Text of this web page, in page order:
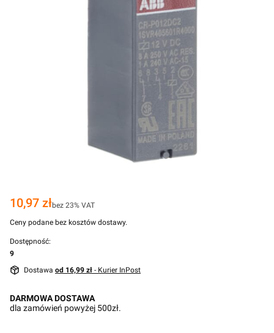
Cena
10,97 złbez 23% VAT
Ceny podane bez kosztów dostawy.
Dostępność:
9
Dostawa od 16,99 zł - Kurier InPost
DARMOWA DOSTAWA
dla zamówień powyżej 500zł.